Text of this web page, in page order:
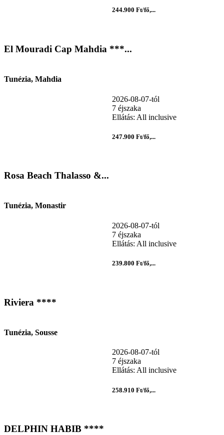
244.900 Ft/fő,...
El Mouradi Cap Mahdia ***...
Tunézia, Mahdia
2026-08-07-tól
7 éjszaka
Ellátás: All inclusive
247.900 Ft/fő,...
Rosa Beach Thalasso &...
Tunézia, Monastir
2026-08-07-tól
7 éjszaka
Ellátás: All inclusive
239.800 Ft/fő,...
Riviera ****
Tunézia, Sousse
2026-08-07-tól
7 éjszaka
Ellátás: All inclusive
258.910 Ft/fő,...
DELPHIN HABIB ****